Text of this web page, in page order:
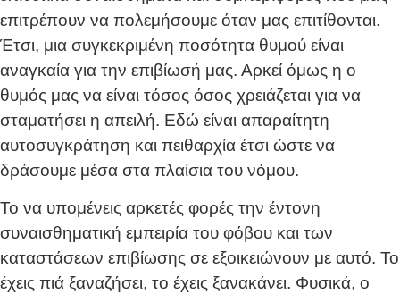
επιτρέπουν να πολεμήσουμε όταν μας επιτίθονται.
Έτσι, μια συγκεκριμένη ποσότητα θυμού είναι
αναγκαία για την επιβίωσή μας. Αρκεί όμως η ο
θυμός μας να είναι τόσος όσος χρειάζεται για να
σταματήσει η απειλή. Εδώ είναι απαραίτητη
αυτοσυγκράτηση και πειθαρχία έτσι ώστε να
δράσουμε μέσα στα πλαίσια του νόμου.
Το να υπομένεις αρκετές φορές την έντονη
συναισθηματική εμπειρία του φόβου και των
καταστάσεων επιβίωσης σε εξοικειώνουν με αυτό. Το
έχεις πιά ξαναζήσει, το έχεις ξανακάνει. Φυσικά, ο